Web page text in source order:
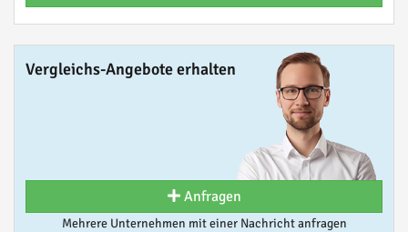
Vergleichs-Angebote erhalten
Anfragen
Mehrere Unternehmen mit einer Nachricht anfragen